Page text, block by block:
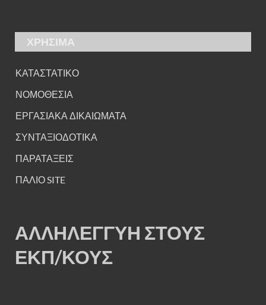
ΧΡΗΣΙΜΑ
ΚΑΤΑΣΤΑΤΙΚΟ
ΝΟΜΟΘΕΣΙΑ
ΕΡΓΑΣΙΑΚΑ ΔΙΚΑΙΩΜΑΤΑ
ΣΥΝΤΑΞΙΟΔΟΤΙΚΑ
ΠΑΡΑΤΑΞΕΙΣ
ΠΑΛΙΟ SITE
ΑΛΛΗΛΕΓΓΥΗ ΣΤΟΥΣ
ΕΚΠ/ΚΟΥΣ